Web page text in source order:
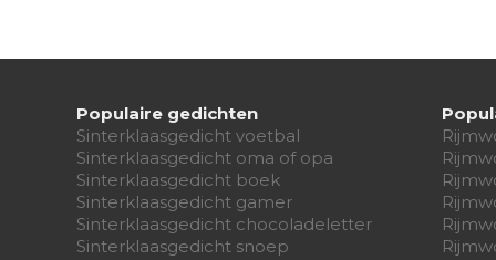
Populaire gedichten
Sinterklaasgedicht voetbal
Sinterklaasgedicht oma of opa
Sinterklaasgedicht boek
Sinterklaasgedicht gamer
Sinterklaasgedicht chocoladeletter
Sinterklaasgedicht snoep